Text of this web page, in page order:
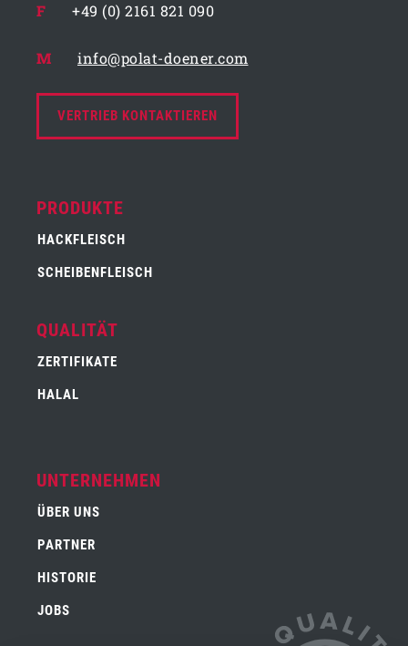
F +49 (0) 2161 821 090
M info@polat-doener.com
VERTRIEB KONTAKTIEREN
PRODUKTE
HACKFLEISCH
SCHEIBENFLEISCH
QUALITÄT
ZERTIFIKATE
HALAL
UNTERNEHMEN
ÜBER UNS
PARTNER
HISTORIE
JOBS